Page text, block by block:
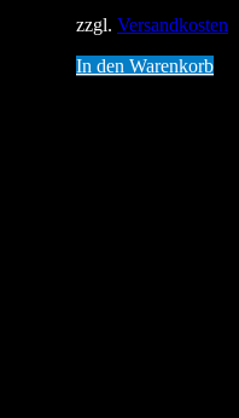
zzgl. Versandkosten
In den Warenkorb